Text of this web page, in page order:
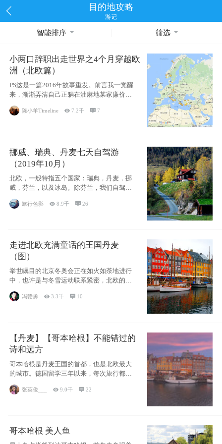
目的地攻略
游记
智能排序 筛选
小两口辞职出走世界之4个月穿越欧
洲（北欧篇）
PS这是一篇2016年故事重发。前言我一觉醒
来，渐渐弄清自己正躺在油麻地某家廉价宾
馆
陈小羊Timeline 7.2千 7
挪威、瑞典、丹麦七天自驾游
（2019年10月）
北欧，一般特指五个国家：瑞典，丹麦，挪
威，芬兰，以及冰岛。除芬兰，我们自驾游
旅行色影 8.9千 26
走进北欧充满童话的王国丹麦
（图）
举世瞩目的北京冬奥会正在如火如荼地进行
中，也许是与冬雪运动联系紧密，北欧的一
些国家因
冯赣勇 3.3千  10
【丹麦】【哥本哈根】不能错过的
诗和远方
哥本哈根是丹麦王国的首都，也是北欧最大
的城市。德国留学三年以来，每次旅行都是
张英俊___ 9.0千 22
哥本哈根 美人鱼